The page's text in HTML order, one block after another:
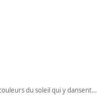
du soleil qui y dansent…